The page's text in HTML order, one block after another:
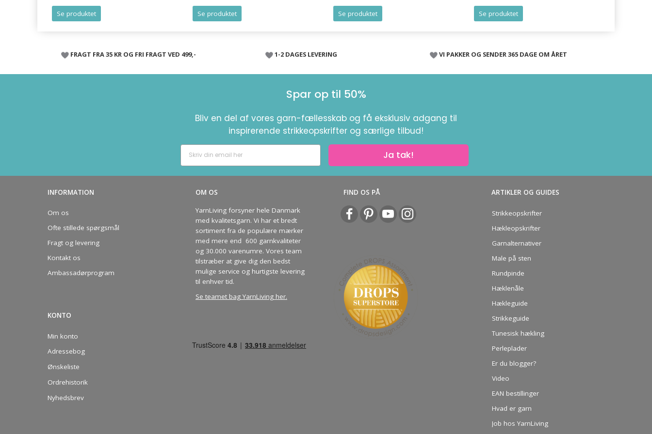
Se produktet Se produktet Se produktet Se produktet
FRAGT FRA 35 KR OG FRI FRAGT VED 499,- 1-2 DAGES LEVERING VI PAKKER OG SENDER 365 DAGE OM ÅRET
Spar op til 50%
Bliv en del af vores garn-fællesskab og få eksklusiv adgang til
inspirerende strikkeopskrifter og særlige tilbud!
Ja tak!
INFORMATION
Om os
Ofte stillede spørgsmål
Fragt og levering
Kontakt os
Ambassadørprogram
KONTO
Min konto
Adressebog
Ønskeliste
Ordrehistorik
Nyhedsbrev
OM OS
YarnLiving forsyner hele Danmark
med kvalitetsgarn. Vi har et bredt
sortiment fra de populære mærker
med mere end 600 garnkvaliteter
og 30.000 varenumre. Vores team
tilstræber at give dig den bedst
mulige service og hurtigste levering
til enhver tid.
Se teamet bag YarnLiving her.
FIND OS PÅ ARTIKLER OG GUIDES
Strikkeopskrifter
Hækleopskrifter
Garnalternativer
Male på sten
Rundpinde
Hæklenåle
Hækleguide
Strikkeguide
Tunesisk hækling
Perleplader
Er du blogger?
Video
EAN bestillinger
Hvad er garn
Job hos YarnLiving